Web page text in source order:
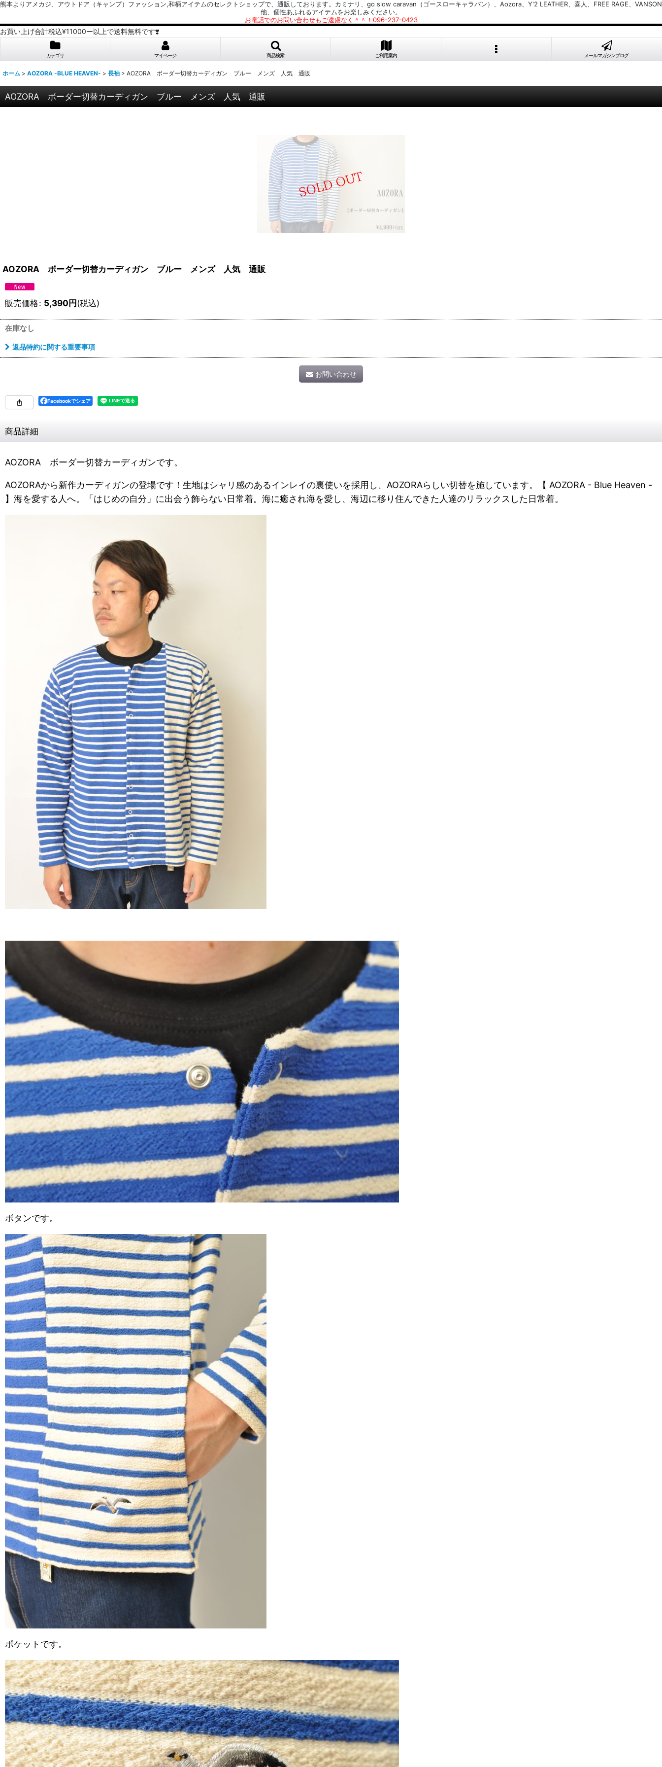
熊本よりアメカジ、アウトドア（キャンプ）ファッション,和柄アイテムのセレクトショップで、通販しております。カミナリ、go slow caravan（ゴースローキャラバン）、Aozora、Y'2 LEATHER、喜人、FREE RAGE、VANSON
他、個性あふれるアイテムをお楽しみください。
お電話でのお問い合わせもご遠慮なく＾＾！096-237-0423
お買い上げ合計税込¥11000ー以上で送料無料です❣️
カテゴリ マイページ 商品検索 ご利用案内 メールマガジンブログ
ホーム > AOZORA -BLUE HEAVEN- > 長袖 > AOZORA ボーダー切替カーディガン ブルー メンズ 人気 通販
AOZORA ボーダー切替カーディガン ブルー メンズ 人気 通販
AOZORA ボーダー切替カーディガン ブルー メンズ 人気 通販
販売価格: 5,390円(税込)
在庫なし
返品特約に関する重要事項
お問い合わせ
Facebookでシェア
商品詳細
AOZORA ボーダー切替カーディガンです。
AOZORAから新作カーディガンの登場です！生地はシャリ感のあるインレイの裏使いを採用し、AOZORAらしい切替を施しています。【 AOZORA - Blue Heaven -
】海を愛する人へ。「はじめの自分」に出会う飾らない日常着。海に癒され海を愛し、海辺に移り住んできた人達のリラックスした日常着。
ボタンです。
ポケットです。